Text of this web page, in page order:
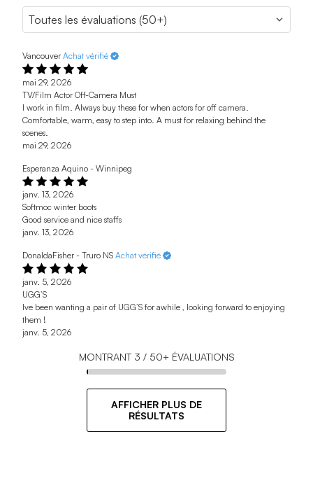
Vancouver Achat vérifié
mai 29, 2026
TV/Film Actor Off-Camera Must
I work in film. Always buy these for when actors for off camera.
Comfortable, warm, easy to step into. A must for relaxing behind the
scenes.
mai 29, 2026
Esperanza Aquino - Winnipeg
janv. 13, 2026
Softmoc winter boots
Good service and nice staffs
janv. 13, 2026
DonaldaFisher - Truro NS Achat vérifié
janv. 5, 2026
UGG’S
Ive been wanting a pair of UGG’S for awhile , looking forward to enjoying
them !
janv. 5, 2026
MONTRANT 3 / 50+ ÉVALUATIONS
AFFICHER PLUS DE
RÉSULTATS